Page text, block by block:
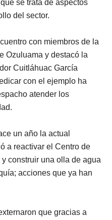
se trata de aspectos
del sector.
con miembros de la
Ozuluama y destacó la
Cuitláhuac García
con el ejemplo ha
atender los
un año la actual
a reactivar el Centro de
construir una olla de agua
acciones que ya han
que gracias a